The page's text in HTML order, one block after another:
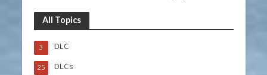
All Topics
DLC
3
DLCs
25